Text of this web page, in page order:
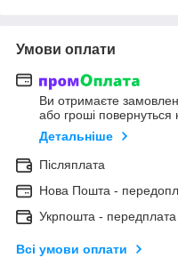
Умови оплати
Ви отримаєте
або гроші повернуться
Детальніше
Післяплата
Нова Пошта -
Укрпошта - передплата
Всі умови оплати